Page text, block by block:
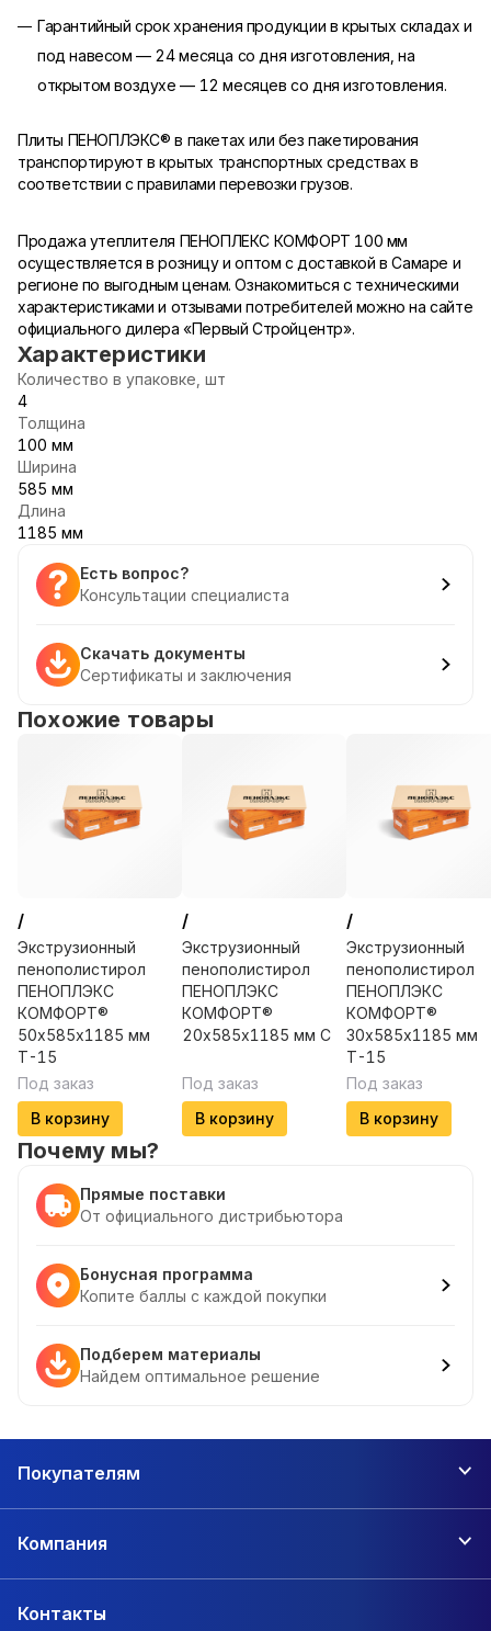
Гарантийный срок хранения продукции в крытых складах и
под навесом — 24 месяца со дня изготовления, на
открытом воздухе — 12 месяцев со дня изготовления.
Плиты ПЕНОПЛЭКС® в пакетах или без пакетирования
транспортируют в крытых транспортных средствах в
соответствии с правилами перевозки грузов.
Продажа утеплителя ПЕНОПЛЕКС КОМФОРТ 100 мм
осуществляется в розницу и оптом с доставкой в Самаре и
регионе по выгодным ценам. Ознакомиться с техническими
характеристиками и отзывами потребителей можно на сайте
официального дилера «Первый Стройцентр».
Характеристики
Количество в упаковке, шт
4
Толщина
100 мм
Ширина
585 мм
Длина
1185 мм
Есть вопрос?
Консультации специалиста
Скачать документы
Сертификаты и заключения
Похожие товары
/
Экструзионный
пенополистирол
ПЕНОПЛЭКС
КОМФОРТ®
50х585х1185 мм
Т-15
Под заказ
В корзину
/
Экструзионный
пенополистирол
ПЕНОПЛЭКС
КОМФОРТ®
20х585х1185 мм С
Под заказ
В корзину
/
Экструзионный
пенополистирол
ПЕНОПЛЭКС
КОМФОРТ®
30х585х1185 мм
Т-15
Под заказ
В корзину
Почему мы?
Прямые поставки
От официального дистрибьютора
Бонусная программа
Копите баллы с каждой покупки
Подберем материалы
Найдем оптимальное решение
Покупателям
Компания
Контакты